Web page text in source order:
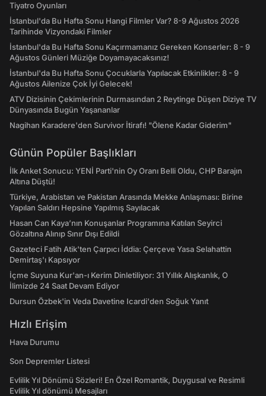
Tiyatro Oyunları
İstanbul'da Bu Hafta Sonu Hangi Filmler Var? 8-9 Ağustos 2026
Tarihinde Vizyondaki Filmler
İstanbul'da Bu Hafta Sonu Kaçırmamanız Gereken Konserler: 8 - 9
Ağustos Günleri Müziğe Doyamayacaksınız!
İstanbul'da Bu Hafta Sonu Çocuklarla Yapılacak Etkinlikler: 8 - 9
Ağustos Ailenize Çok İyi Gelecek!
ATV Dizisinin Çekimlerinin Durmasından 2 Reytinge Düşen Diziye TV
Dünyasında Bugün Yaşananlar
Nagihan Karadere'den Survivor İtirafı! "Ölene Kadar Giderim"
Günün Popüler Başlıkları
İlk Anket Sonucu: YENİ Parti'nin Oy Oranı Belli Oldu, CHP Barajın
Altına Düştü!
Türkiye, Arabistan ve Pakistan Arasında Mekke Anlaşması: Birine
Yapılan Saldırı Hepsine Yapılmış Sayılacak
Hasan Can Kaya’nın Konuşanlar Programına Katılan Seyirci
Gözaltına Alınıp Sınır Dışı Edildi
Gazeteci Fatih Atik'ten Çarpıcı İddia: Çerçeve Yasa Selahattin
Demirtaş'ı Kapsıyor
İçme Suyuna Kur'an-ı Kerim Dinletiliyor: 31 Yıllık Alışkanlık, O
İlimizde 24 Saat Devam Ediyor
Dursun Özbek'in Veda Davetine Icardi'den Soğuk Yanıt
Hızlı Erişim
Hava Durumu
Son Depremler Listesi
Evlilik Yıl Dönümü Sözleri! En Özel Romantik, Duygusal ve Resimli
Evlilik Yıl dönümü Mesajları